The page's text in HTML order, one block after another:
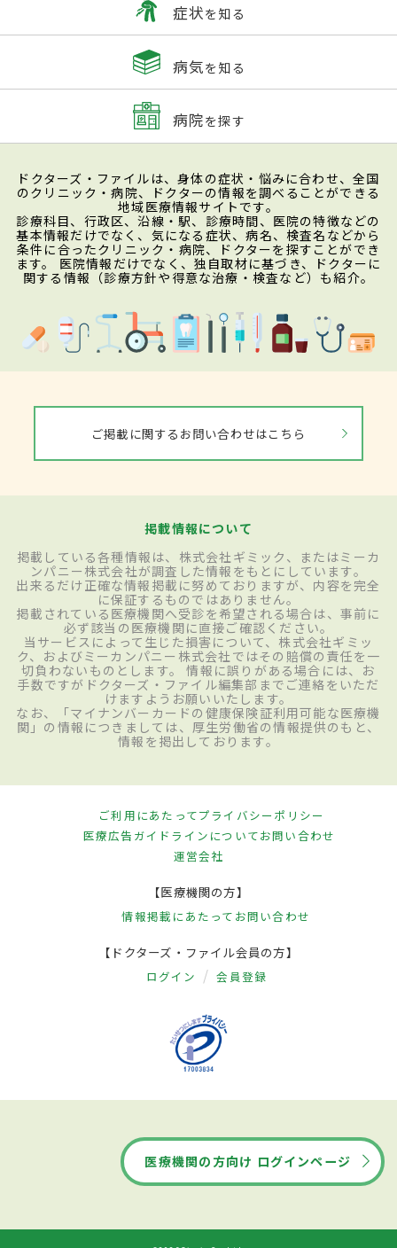
症状を知る
病気を知る
病院を探す
ドクターズ・ファイルは、身体の症状・悩みに合わせ、全国
のクリニック・病院、ドクターの情報を調べることができる
地域医療情報サイトです。
診療科目、行政区、沿線・駅、診療時間、医院の特徴などの
基本情報だけでなく、気になる症状、病名、検査名などから
条件に合ったクリニック・病院、ドクターを探すことができ
ます。 医院情報だけでなく、独自取材に基づき、ドクターに
関する情報（診療方針や得意な治療・検査など）も紹介。
ご掲載に関するお問い合わせはこちら
掲載情報について
掲載している各種情報は、株式会社ギミック、またはミーカ
ンパニー株式会社が調査した情報をもとにしています。
出来るだけ正確な情報掲載に努めておりますが、内容を完全
に保証するものではありません。
掲載されている医療機関へ受診を希望される場合は、事前に
必ず該当の医療機関に直接ご確認ください。
当サービスによって生じた損害について、株式会社ギミッ
ク、およびミーカンパニー株式会社ではその賠償の責任を一
切負わないものとします。 情報に誤りがある場合には、お
手数ですがドクターズ・ファイル編集部までご連絡をいただ
けますようお願いいたします。
なお、「マイナンバーカードの健康保険証利用可能な医療機
関」の情報につきましては、厚生労働省の情報提供のもと、
情報を掲出しております。
ご利用にあたってプライバシーポリシー
医療広告ガイドラインについてお問い合わせ
運営会社
【医療機関の方】
情報掲載にあたって お問い合わせ
【ドクターズ・ファイル会員の方】
ログイン 会員登録
医療機関の方向け ログインページ